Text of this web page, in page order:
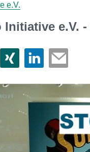
e.V.
e.V.